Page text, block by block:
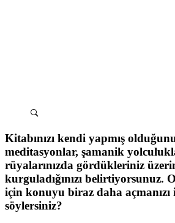
Kitabınızı kendi yapmış
meditasyonlar, şamanik
rüyalarınızda gördükleriniz
kurguladığınızı belirtiyorsunuz.
için konuyu biraz daha açmanızı
söylersiniz?